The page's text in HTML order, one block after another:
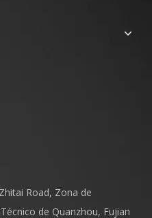
Road, Zona de
de Quanzhou, Fujian